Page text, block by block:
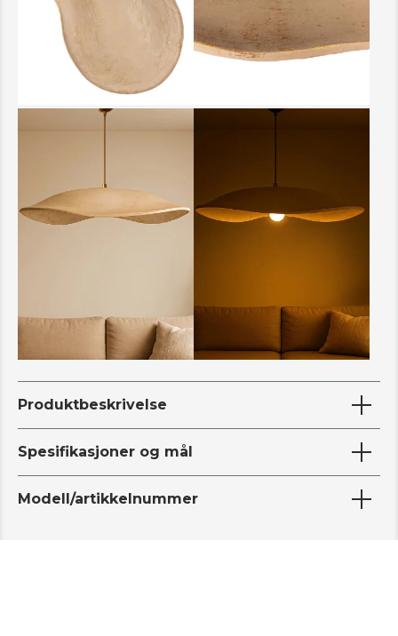
Produktbeskrivelse
Spesifikasjoner og mål
Modell/artikkelnummer